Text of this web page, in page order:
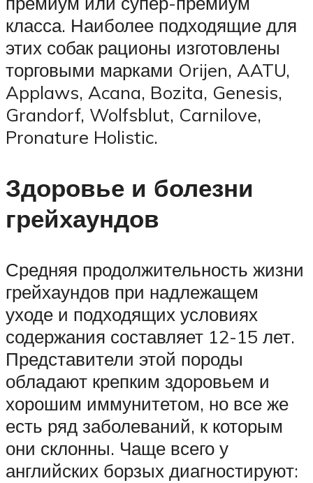
класса. Наиболее подходящие для
этих собак рационы изготовлены
торговыми марками Orijen, AATU,
Applaws, Acana, Bozita, Genesis,
Grandorf, Wolfsblut, Carnilove,
Pronature Holistic.
Здоровье и болезни
грейхаундов
Средняя продолжительность жизни
грейхаундов при надлежащем
уходе и подходящих условиях
содержания составляет 12-15 лет.
Представители этой породы
обладают крепким здоровьем и
хорошим иммунитетом, но все же
есть ряд заболеваний, к которым
они склонны. Чаще всего у
английских борзых диагностируют: